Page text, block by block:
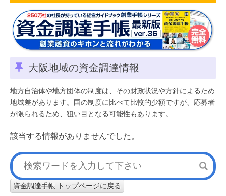
大阪地域の資金調達情報
地方自治体や地方団体の制度は、その財政状況や方針によるため
地域差があります。国の制度に比べて比較的少額ですが、応募者
が限られるため、狙い目となる可能性もあります。
該当する情報がありませんでした。
資金調達手帳 トップページに戻る